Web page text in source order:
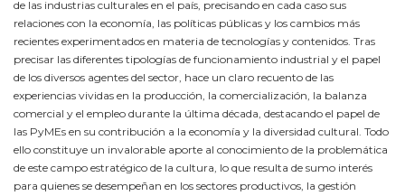
de las industrias culturales en el país, precisando en cada caso sus
relaciones con la economía, las políticas públicas y los cambios más
recientes experimentados en materia de tecnologías y contenidos. Tras
precisar las diferentes tipologías de funcionamiento industrial y el papel
de los diversos agentes del sector, hace un claro recuento de las
experiencias vividas en la producción, la comercialización, la balanza
comercial y el empleo durante la última década, destacando el papel de
las PyMEs en su contribución a la economía y la diversidad cultural. Todo
ello constituye un invalorable aporte al conocimiento de la problemática
de este campo estratégico de la cultura, lo que resulta de sumo interés
para quienes se desempeñan en los sectores productivos, la gestión